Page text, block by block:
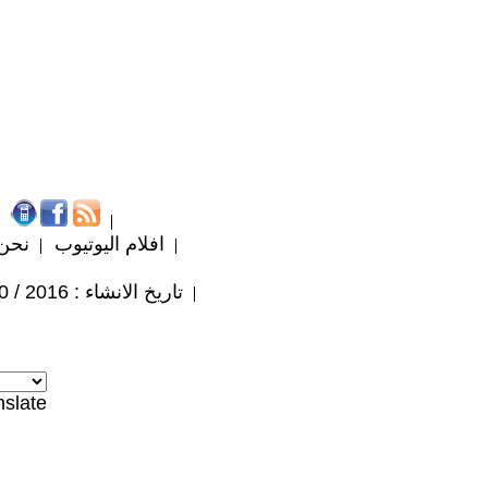
افلام اليوتيوب
تاريخ الانشاء : 2016 / 10 / 3